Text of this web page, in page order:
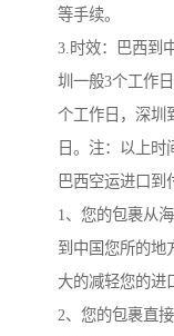
等手续。
3.时效：巴西到
圳一般3个工作
个工作日，深圳
日。注：以上时
巴西空运进口到
1、您的包裹从
到中国您所的地
大的减轻您的进
2、您的包裹直